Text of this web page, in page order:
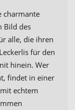
charmante
Bild des
alle, die ihren
für den
hinein. Wer
findet in einer
echtem